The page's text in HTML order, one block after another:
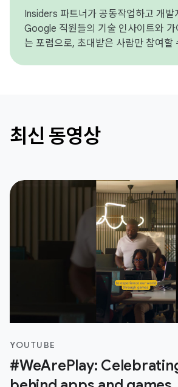
Insiders 파트너가 공동작업하고 개발
Google 직원들의 기술 인사이트와 가
는 포럼으로, 초대받은 사람만 참여할
최신 동영상
YOUTUBE
#WeArePlay: